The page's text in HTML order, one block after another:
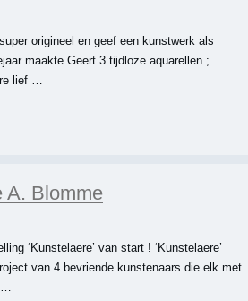
origineel en geef een kunstwerk als
maakte Geert 3 tijdloze aquarellen ;
lief …
A. Blomme
‘Kunstelaere’ van start ! ‘Kunstelaere’
van 4 bevriende kunstenaars die elk met
…